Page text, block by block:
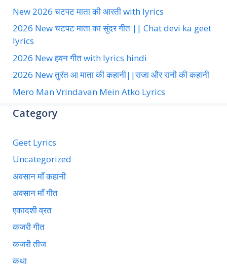
New 2026 चटपट माता की आरती with lyrics
2026 New चटपट माता का सुंदर गीत || Chat devi ka geet
lyrics
2026 New हवन गीत with lyrics hindi
2026 New तुरंत आ माता की कहानी||राजा और रानी की कहानी
Mero Man Vrindavan Mein Atko Lyrics
Category
Geet Lyrics
Uncategorized
अवसान माँ कहानी
अवसान माँ गीत
एकादशी व्रत
कजरी गीत
कजरी तीज
कथा